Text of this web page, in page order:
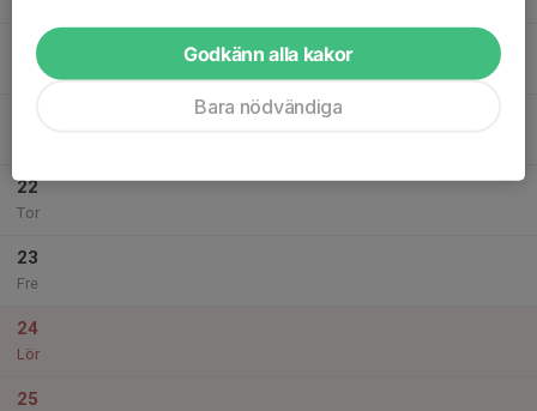
20
Klubbträning
22
Tor
23
Fre
24
Lör
25
Godkänn alla kakor
Bara nödvändiga